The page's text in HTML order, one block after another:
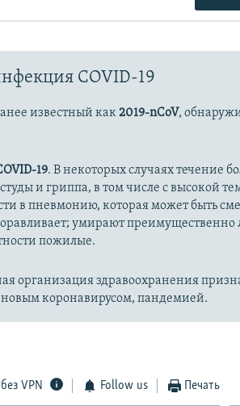
COVID-19
известный как2019-nCoV,
19. В некоторых случаях течение
и гриппа, в том числе с высокой
в пневмонию, которая может быть
умирают преимущественно
пожилые.
организация здравоохранения
коронавирусом, пандемией.
VPN Follow us Печать